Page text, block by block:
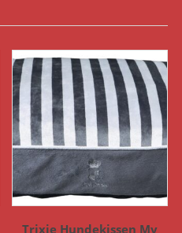
Trixie Hundekissen My